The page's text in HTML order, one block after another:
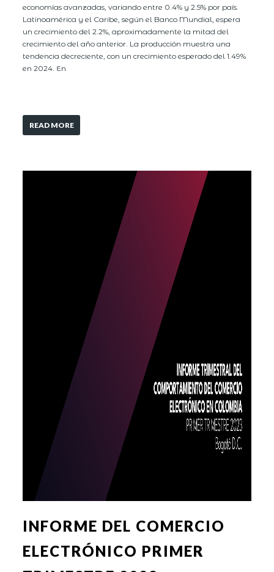
economías avanzadas, variando entre 0.4% y 2.5% por país.
Latinoamérica y el Caribe, según el Banco Mundial, espera
un crecimiento del 2.2%, aproximadamente la mitad del
crecimiento del año anterior. La producción muestra una
tendencia decreciente, con un crecimiento esperado del 1.49%
en 2024. En
READ MORE
INFORME DEL COMERCIO
ELECTRÓNICO PRIMER